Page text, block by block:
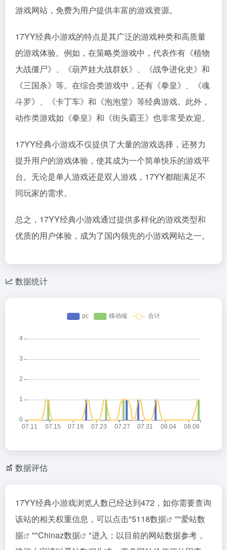
游戏网站，免费为用户提供丰富的游戏资源。
17YY经典小游戏的特点是其广泛的游戏种类和高质量
的游戏体验。例如，在策略类游戏中，代表作有《植物
大战僵尸》、《葫芦娃大战群妖》、《战争进化史》和
《三国杀》等。在综合类游戏中，还有《拳皇》、《魂
斗罗》、《卡丁车》和《泡泡堂》等经典游戏。此外，
动作类游戏如《拳皇》和《街头霸王》也非常受欢迎。
17YY经典小游戏不仅提供了大量的游戏选择，还努力
提升用户的游戏体验，使其成为一个简单快乐的游戏平
台。无论是单人游戏还是双人游戏，17YY都能满足不
同玩家的需求。
总之，17YY经典小游戏通过提供多样化的游戏类型和
优质的用户体验，成为了国内领先的小游戏网站之一。
数据统计
数据评估
17YY经典小游戏浏览人数已经达到472，如你需要查询
该站的相关权重信息，可以点击"5118数据 ""爱站数
据
""Chinaz数据
"进入；以目前的网站数据参考，